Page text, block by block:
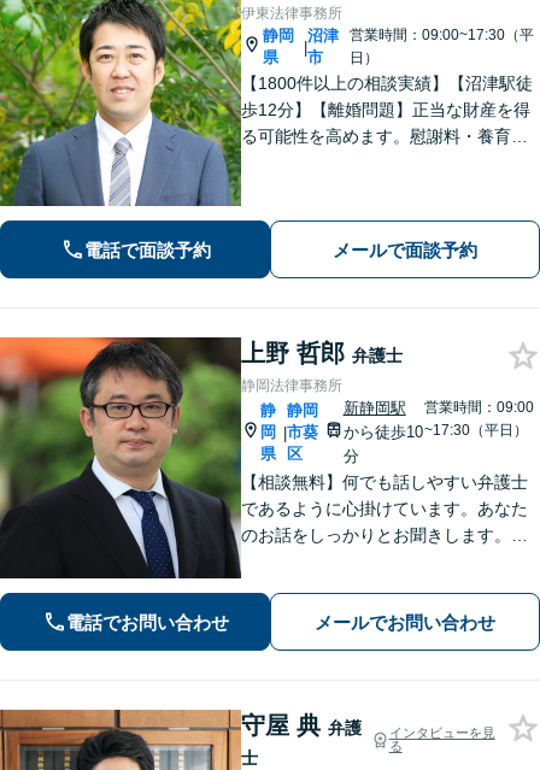
伊東法律事務所
静岡
県
|
沼津
市
営業時間：09:00~17:30（平
日）
【1800件以上の相談実績】【沼津駅徒
歩12分】【離婚問題】正当な財産を得
る可能性を高めます。慰謝料・養育費
停・遺留分など納得できる解決へ。
電話で面談予約 メールで面談予約
上野 哲郎 弁護士
静岡法律事務所
静
岡
県
|
静岡
市葵
区
新静岡駅
から徒歩10
分
営業時間：09:00
~17:30（平日）
【相談無料】何でも話しやすい弁護士
であるように心掛けています。あなた
のお話をしっかりとお聞きします。ト
電話でお問い合わせ メールでお問い合わせ
守屋 典 弁護
士
インタビューを見
る